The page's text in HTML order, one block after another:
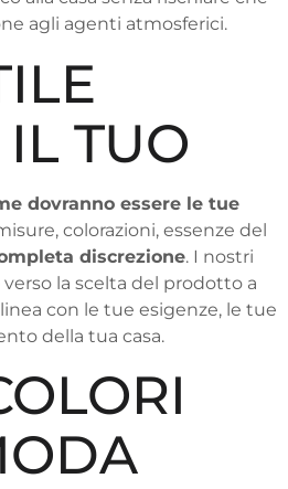
agli agenti atmosferici.
TUO
dovranno essere le tue
colorazioni, essenze del
discrezione. I nostri
la scelta del prodotto a
con le tue esigenze, le tue
della tua casa.